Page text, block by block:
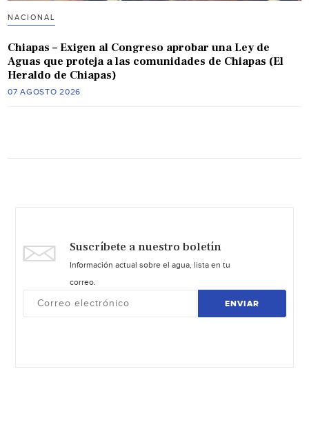
NACIONAL
Chiapas – Exigen al Congreso aprobar una Ley de
Aguas que proteja a las comunidades de Chiapas (El
Heraldo de Chiapas)
07 AGOSTO 2026
Suscríbete a nuestro boletín
Información actual sobre el agua, lista en tu
correo.
ENVIAR